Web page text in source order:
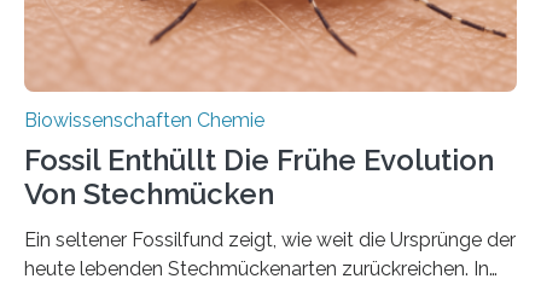
Biowissenschaften Chemie
Fossil Enthüllt Die Frühe Evolution
Von Stechmücken
Ein seltener Fossilfund zeigt, wie weit die Ursprünge der
heute lebenden Stechmückenarten zurückreichen. In